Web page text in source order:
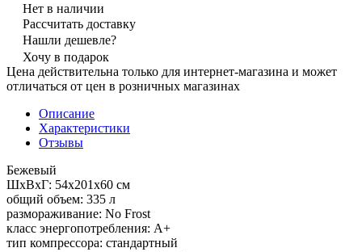
Нет в наличии
Рассчитать доставку
Нашли дешевле?
Хочу в подарок
Цена действительна только для интернет-магазина и может
отличаться от цен в розничных магазинах
Описание
Характеристики
Отзывы
Бежевый
ШхВхГ: 54х201х60 см
общий объем: 335 л
размораживание: No Frost
класс энергопотребления: A+
тип компрессора: стандартный